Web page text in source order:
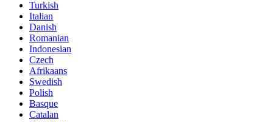
Turkish
Italian
Danish
Romanian
Indonesian
Czech
Afrikaans
Swedish
Polish
Basque
Catalan